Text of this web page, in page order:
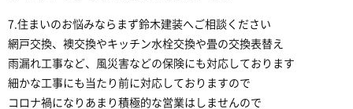
7.住まいのお悩みならまず鈴木建装へご相談ください
網戸交換、襖交換やキッチン水栓交換や畳の交換表替え
雨漏れ工事など、風災害などの保険にも対応しております
細かな工事にも当たり前に対応しておりますので
コロナ禍になりあまり積極的な営業はしませんので